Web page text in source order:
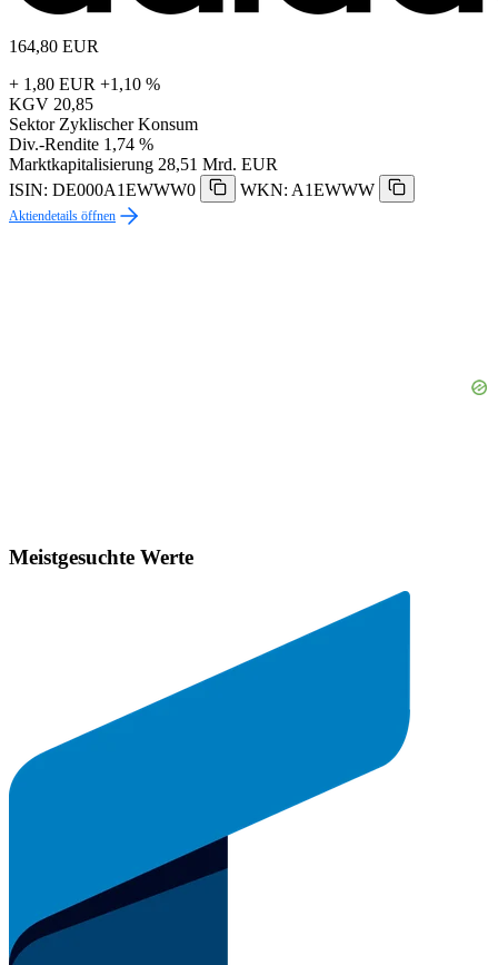
164,80 EUR
+ 1,80 EUR +1,10 %
KGV 20,85
Sektor Zyklischer Konsum
Div.-Rendite 1,74 %
Marktkapitalisierung 28,51 Mrd. EUR
ISIN: DE000A1EWWW0
WKN: A1EWWW
Aktiendetails öffnen
Meistgesuchte Werte